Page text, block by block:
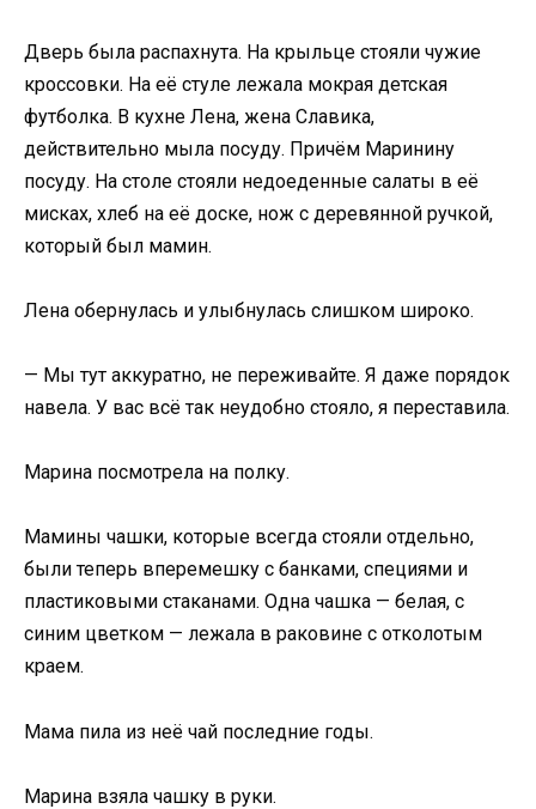
Дверь была распахнута. На крыльце стояли чужие
кроссовки. На её стуле лежала мокрая детская
футболка. В кухне Лена, жена Славика,
действительно мыла посуду. Причём Маринину
посуду. На столе стояли недоеденные салаты в её
мисках, хлеб на её доске, нож с деревянной ручкой,
который был мамин.
Лена обернулась и улыбнулась слишком широко.
— Мы тут аккуратно, не переживайте. Я даже порядок
навела. У вас всё так неудобно стояло, я переставила.
Марина посмотрела на полку.
Мамины чашки, которые всегда стояли отдельно,
были теперь вперемешку с банками, специями и
пластиковыми стаканами. Одна чашка — белая, с
синим цветком — лежала в раковине с отколотым
краем.
Мама пила из неё чай последние годы.
Марина взяла чашку в руки.